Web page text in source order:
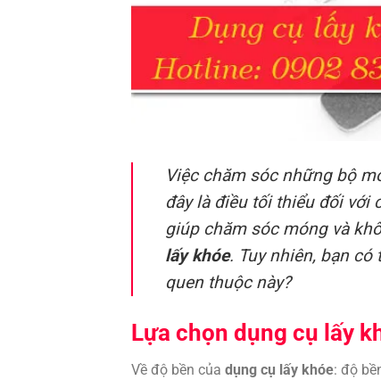
Việc chăm sóc những bộ
đây là điều tối thiểu đối với
giúp chăm sóc móng và
lấy khóe. Tuy nhiên, bạn
quen thuộc này?
Lựa chọn dụng cụ lấy
Về độ bền của dụng cụ lấy khóe: độ